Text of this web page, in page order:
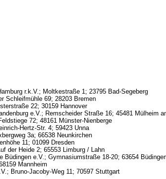
r.k.V.; Moltkestraße 1; 23795 Bad-Segeberg
Schleifmühle 69; 28203 Bremen
22; 30159 Hannover
e.V.; Remscheider Straße 16; 45481 Mülheim
72; 48161 Münster-Nienberge
Hertz-Str. 4; 59423 Unna
3a; 66538 Neunkirchen
11; 01099 Dresden
der Heide 2; 65553 Limburg / Lahn
Büdingen e.V.; Gymnasiumstraße 18-20; 63654
Mannheim
Bruno-Jacoby-Weg 11; 70597 Stuttgart